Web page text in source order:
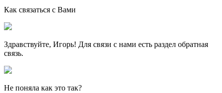
Как связаться с Вами
Здравствуйте, Игорь! Для связи с нами есть раздел обратная
связь.
Не поняла как это так?